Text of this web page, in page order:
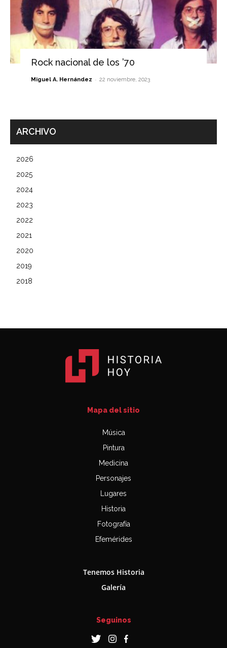
Rock nacional de los ’70
Miguel A. Hernández - 22 noviembre, 2023
ARCHIVO
2026
2025
2024
2023
2022
2021
2020
2019
2018
Mapa del sitio
Música
Pintura
Medicina
Personajes
Lugares
Historia
Fotografía
Efemérides
Tenemos Historia
Galería
Seguinos